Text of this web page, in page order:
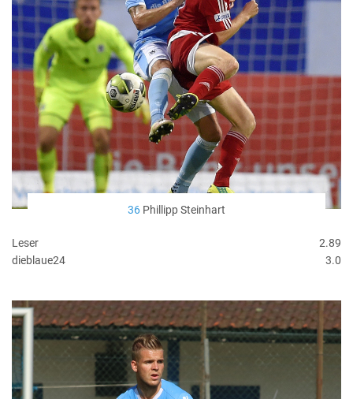
36 Phillipp Steinhart
Leser
2.89
dieblaue24
3.0